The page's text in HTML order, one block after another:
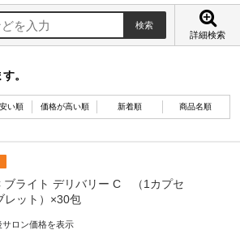
詳細検索
。
い順 価格が高い順 新着順 商品名順
ブライト デリバリー C （1カプセ
レット）×30包
サロン価格を表示